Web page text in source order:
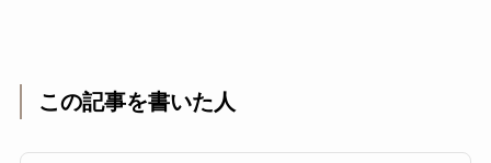
この記事を書いた人